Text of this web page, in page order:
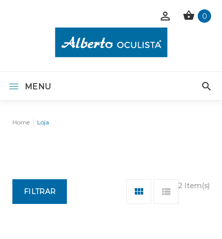
0
MENU
Home Loja
2 Item(s)
FILTRAR